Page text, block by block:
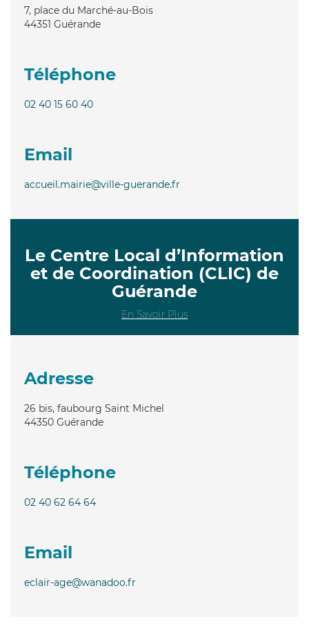
7, place du Marché-au-Bois
44351 Guérande
Téléphone
02 40 15 60 40
Email
accueil.mairie@ville-guerande.fr
Le Centre Local d’Information
et de Coordination (CLIC) de
Guérande
En Savoir Plus
Adresse
26 bis, faubourg Saint Michel
44350 Guérande
Téléphone
02 40 62 64 64
Email
eclair-age@wanadoo.fr